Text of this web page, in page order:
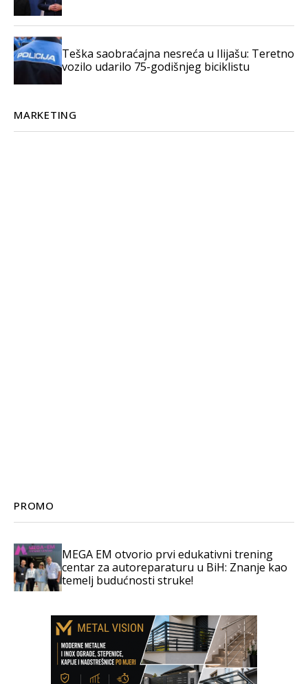
Teška saobraćajna nesreća u Ilijašu: Teretno
vozilo udarilo 75-godišnjeg biciklistu
MARKETING
PROMO
MEGA EM otvorio prvi edukativni trening
centar za autoreparaturu u BiH: Znanje kao
temelj budućnosti struke!